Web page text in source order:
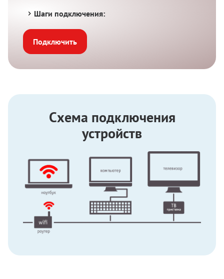
Шаги подключения:
Подключить
Схема подключения
устройств